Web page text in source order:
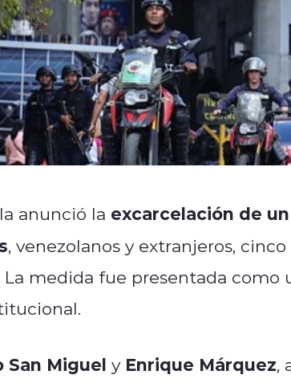
anunció la excarcelación de
, venezolanos y extranjeros,
medida fue presentada como
San Miguel y Enrique Márquez,